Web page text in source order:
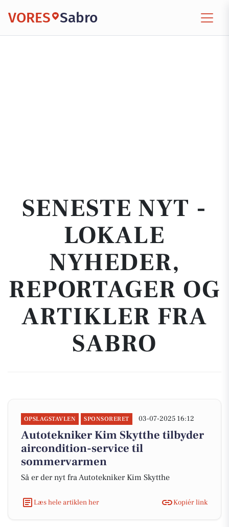
VORES Sabro
SENESTE NYT -
LOKALE
NYHEDER,
REPORTAGER OG
ARTIKLER FRA
SABRO
OPSLAGSTAVLEN SPONSORERET 03-07-2025 16:12
Autotekniker Kim Skytthe tilbyder
aircondition-service til
sommervarmen
Så er der nyt fra Autotekniker Kim Skytthe
Læs hele artiklen her Kopiér link